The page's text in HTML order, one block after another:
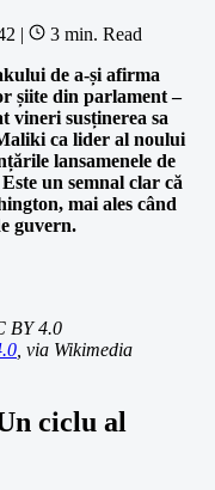
|
3 min. Read
de a-și afirma
șiite din parlament –
vineri susținerea sa
ca lider al noului
lansamenele de
un semnal clar că
mai ales când
guvern.
BY 4.0
, via Wikimedia
ciclu al